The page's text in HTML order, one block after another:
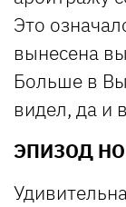
Это
вынесена
Больше в
видел, да и
ЭПИЗОД